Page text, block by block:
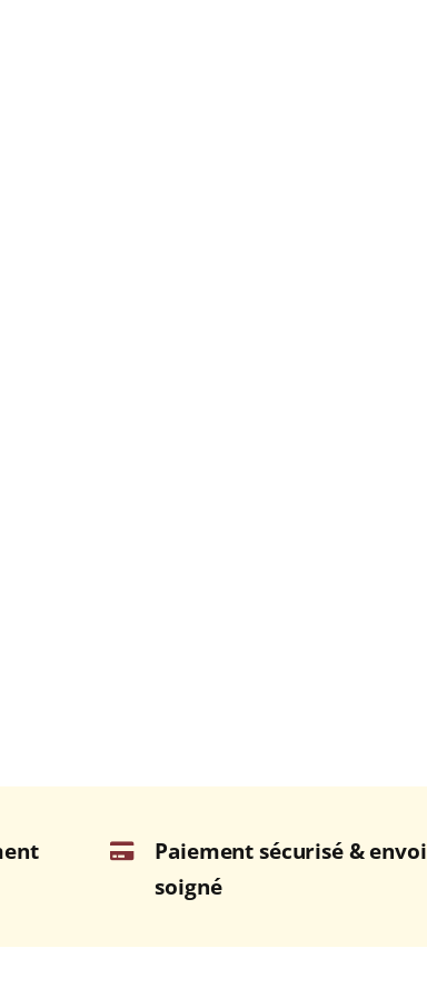
Paiement sécurisé & envoi
soigné